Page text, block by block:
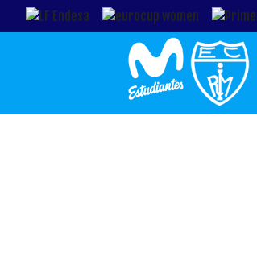
Gestionar el Consentimiento de las Cookies